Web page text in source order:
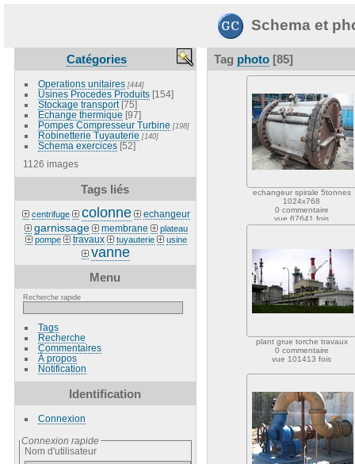
Schema et
Catégories
Operations unitaires [444]
Usines Procedes Produits [154]
Stockage transport [75]
Echange thermique [97]
Pompes Compresseur Turbine [198]
Robinetterie Tuyauterie [140]
Schema exercices [52]
1126 images
Tags liés
centrifuge colonne echangeur
garnissage membrane
plateau
pompe
travaux tuyauterie usine
vanne
Menu
Recherche rapide
Tags
Recherche
Commentaires
À propos
Notification
Identification
Connexion
Connexion rapide
Nom d'utilisateur
Tag photo[85]
echangeur spirale 5tonnes
1024x768
0 commentaire
vue 67641 fois
plant grue torche travaux
0 commentaire
vue 101413 fois